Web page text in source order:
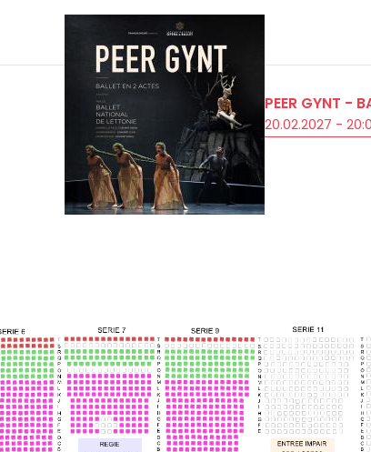
PEER GYNT -
20.02.2027 -